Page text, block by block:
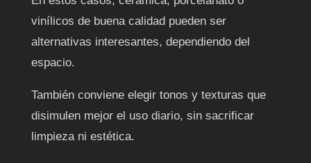
vinílicos de buena calidad pueden ser
alternativas interesantes, dependiendo del
espacio.
También conviene elegir tonos y texturas que
disimulen mejor el uso diario, sin sacrificar
limpieza ni estética.